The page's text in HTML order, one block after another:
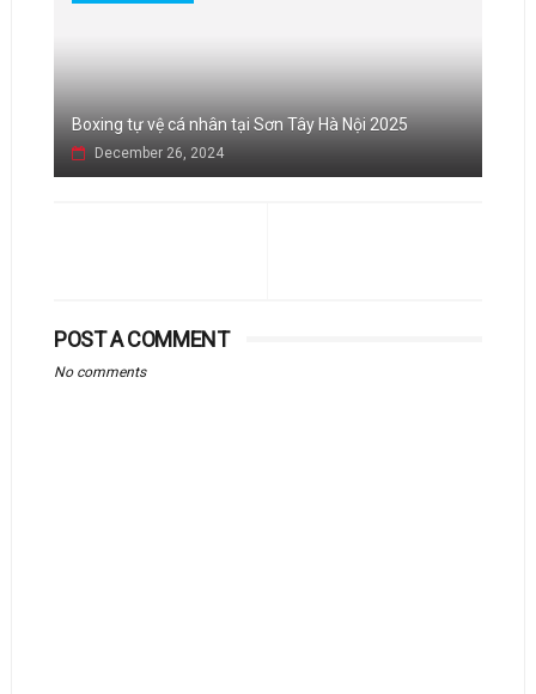
Boxing tự vệ cá nhân tại Sơn Tây Hà Nội 2025
December 26, 2024
POST A COMMENT
No comments